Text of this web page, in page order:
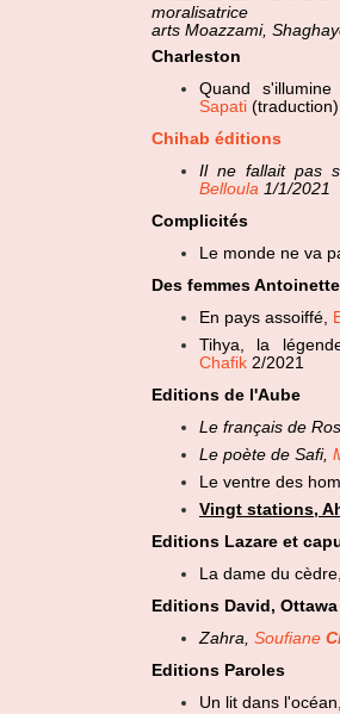
moralisatrice
arts Moazzami,
Charleston
Quand
Sapati
Chihab éditions
Il ne fallait pas
Belloula 1/1/2021
Complicités
Le monde ne va
Des femmes
En pays assoiffé,
Tihya, la
Chafik 2/2021
Editions de l'Aube
Le français de
Le poète de Safi,
Le ventre des
Vingt stations,
Editions Lazare et
La dame du
Editions David,
Zahra, Soufiane
Editions Paroles
Un lit dans